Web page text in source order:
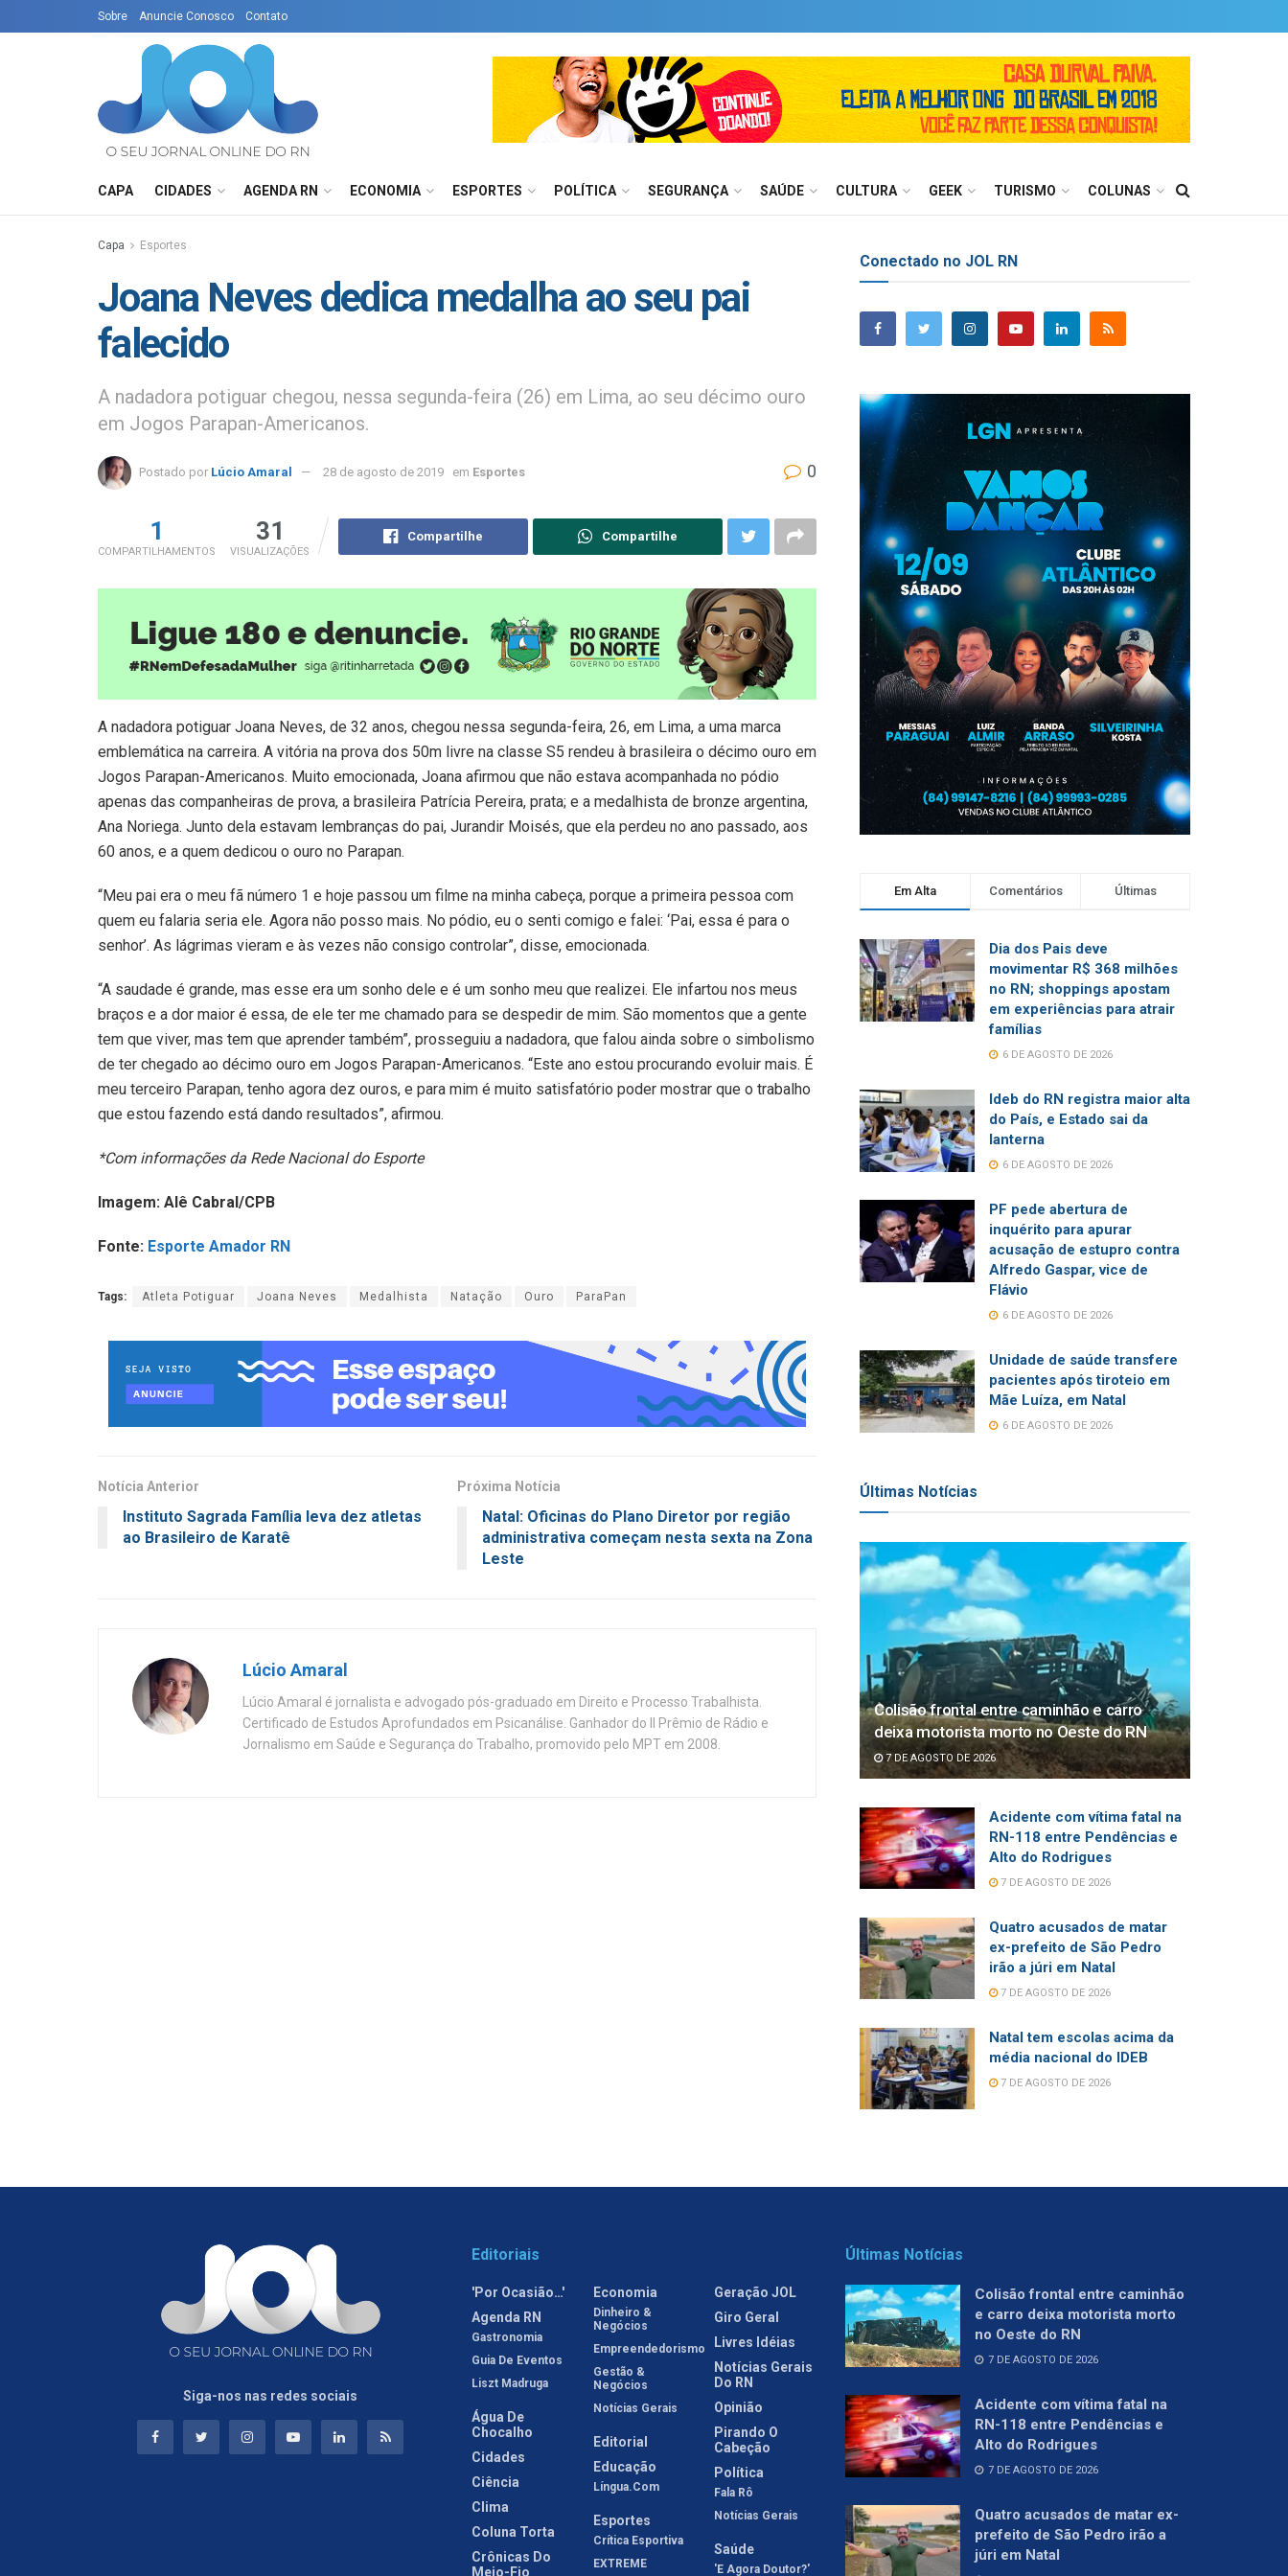
Sobre Anuncie Conosco Contato
CAPA CIDADES AGENDA RN ECONOMIA ESPORTES POLÍTICA SEGURANÇA SAÚDE CULTURA GEEK TURISMO COLUNAS
Capa Esportes
Joana Neves dedica medalha ao seu pai
falecido
A nadadora potiguar chegou, nessa segunda-feira (26) em Lima, ao seu décimo ouro
em Jogos Parapan-Americanos.
Postado por Lúcio Amaral 28 de agosto de 2019 em Esportes 0
1
COMPARTILHAMENTOS
31
VISUALIZAÇÕES
Compartilhe Compartilhe
A nadadora potiguar Joana Neves, de 32 anos, chegou nessa segunda-feira, 26, em Lima, a uma marca
emblemática na carreira. A vitória na prova dos 50m livre na classe S5 rendeu à brasileira o décimo ouro em
Jogos Parapan-Americanos. Muito emocionada, Joana afirmou que não estava acompanhada no pódio
apenas das companheiras de prova, a brasileira Patrícia Pereira, prata; e a medalhista de bronze argentina,
Ana Noriega. Junto dela estavam lembranças do pai, Jurandir Moisés, que ela perdeu no ano passado, aos
60 anos, e a quem dedicou o ouro no Parapan.
“Meu pai era o meu fã número 1 e hoje passou um filme na minha cabeça, porque a primeira pessoa com
quem eu falaria seria ele. Agora não posso mais. No pódio, eu o senti comigo e falei: ‘Pai, essa é para o
senhor’. As lágrimas vieram e às vezes não consigo controlar”, disse, emocionada.
“A saudade é grande, mas esse era um sonho dele e é um sonho meu que realizei. Ele infartou nos meus
braços e a dor maior é essa, de ele ter me chamado para se despedir de mim. São momentos que a gente
tem que viver, mas tem que aprender também”, prosseguiu a nadadora, que falou ainda sobre o simbolismo
de ter chegado ao décimo ouro em Jogos Parapan-Americanos. “Este ano estou procurando evoluir mais. É
meu terceiro Parapan, tenho agora dez ouros, e para mim é muito satisfatório poder mostrar que o trabalho
que estou fazendo está dando resultados”, afirmou.
*Com informações da Rede Nacional do Esporte
Imagem: Alê Cabral/CPB
Fonte: Esporte Amador RN
Tags: Atleta Potiguar Joana Neves Medalhista Natação Ouro ParaPan
Notícia Anterior
Instituto Sagrada Família leva dez atletas
ao Brasileiro de Karatê
Próxima Notícia
Natal: Oficinas do Plano Diretor por região
administrativa começam nesta sexta na Zona
Leste
Lúcio Amaral
Lúcio Amaral é jornalista e advogado pós-graduado em Direito e Processo Trabalhista.
Certificado de Estudos Aprofundados em Psicanálise. Ganhador do II Prêmio de Rádio e
Jornalismo em Saúde e Segurança do Trabalho, promovido pelo MPT em 2008.
Conectado no JOL RN
Em Alta Comentários Últimas
Dia dos Pais deve
movimentar R$ 368 milhões
no RN; shoppings apostam
em experiências para atrair
famílias
6 DE AGOSTO DE 2026
Ideb do RN registra maior alta
do País, e Estado sai da
lanterna
6 DE AGOSTO DE 2026
PF pede abertura de
inquérito para apurar
acusação de estupro contra
Alfredo Gaspar, vice de
Flávio
6 DE AGOSTO DE 2026
Unidade de saúde transfere
pacientes após tiroteio em
Mãe Luíza, em Natal
6 DE AGOSTO DE 2026
Últimas Notícias
Colisão frontal entre caminhão e carro
deixa motorista morto no Oeste do RN
7 DE AGOSTO DE 2026
Acidente com vítima fatal na
RN-118 entre Pendências e
Alto do Rodrigues
7 DE AGOSTO DE 2026
Quatro acusados de matar
ex-prefeito de São Pedro
irão a júri em Natal
7 DE AGOSTO DE 2026
Natal tem escolas acima da
média nacional do IDEB
7 DE AGOSTO DE 2026
Siga-nos nas redes sociais
Editoriais
'Por Ocasião…'
Agenda RN
Gastronomia
Guia De Eventos
Liszt Madruga
Água De
Chocalho
Cidades
Ciência
Clima
Coluna Torta
Crônicas Do
Meio-Fio
Economia
Dinheiro &
Negócios
Empreendedorismo
Gestão &
Negócios
Notícias Gerais
Editorial
Educação
Língua.com
Esportes
Crítica Esportiva
EXTREME
Geração JOL
Giro Geral
Livres Idéias
Notícias Gerais
Do RN
Opinião
Pirando O
Cabeção
Política
Fala Rô
Notícias Gerais
Saúde
'E Agora Doutor?'
Últimas Notícias
Colisão frontal entre caminhão
e carro deixa motorista morto
no Oeste do RN
7 DE AGOSTO DE 2026
Acidente com vítima fatal na
RN-118 entre Pendências e
Alto do Rodrigues
7 DE AGOSTO DE 2026
Quatro acusados de matar ex-
prefeito de São Pedro irão a
júri em Natal